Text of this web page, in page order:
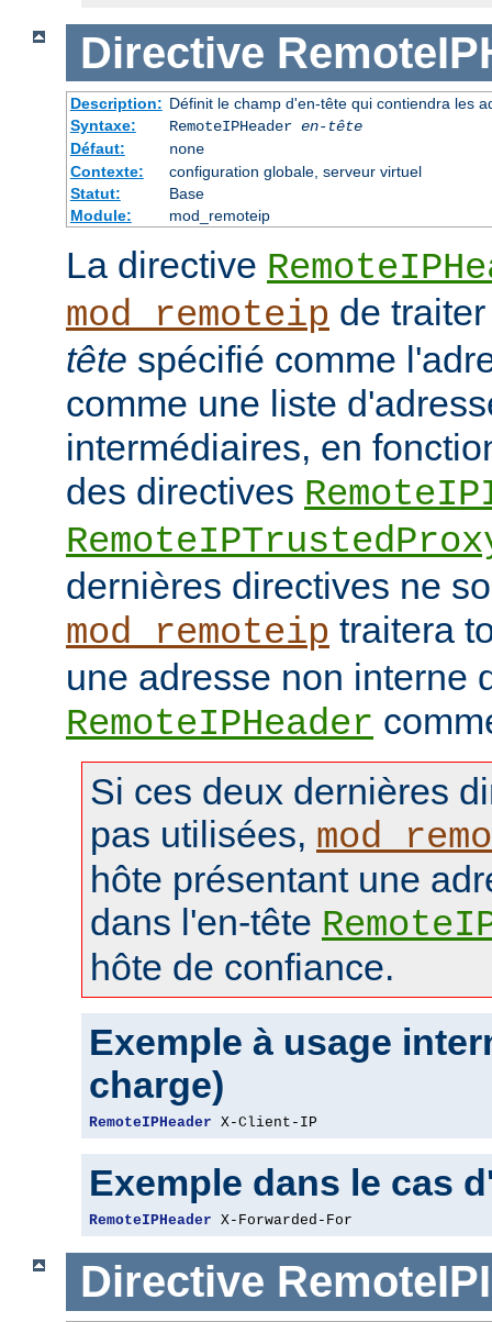
Directive
Description: Définit le champ d'en-tête qui contiendra les
Syntaxe:
RemoteIPHeader en-tête
Défaut:
none
Contexte:
configuration globale, serveur virtuel
Statut:
Base
Module:
mod_remoteip
La directive
mod_remoteip de
tête spécifié comme
comme une liste
intermédiaires, en
des directives
dernières directives ne
mod_remoteip traitera
une adresse non interne
RemoteIPHeader
Si ces deux dernières
pas utilisées,
hôte présentant une
dans l'en-tête
hôte de confiance.
Exemple à usage
charge)
RemoteIPHeader X-Client-IP
Exemple dans le cas
RemoteIPHeader X-Forwarded-For
Directive